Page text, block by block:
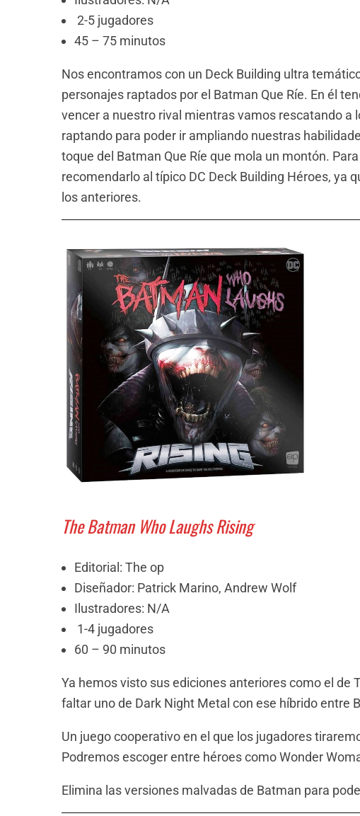
2-5 jugadores
45 – 75 minutos
Nos encontramos con un Deck Building ultra
personajes raptados por el Batman Que Ríe. En él
vencer a nuestro rival mientras vamos rescatando a
raptando para poder ir ampliando nuestras
toque del Batman Que Ríe que mola un montón.
recomendarlo al típico DC Deck Building Héroes, ya
los anteriores.
The Batman Who Laughs Rising
Editorial: The op
Diseñador: Patrick Marino, Andrew Wolf
Ilustradores: N/A
1-4 jugadores
60 – 90 minutos
Ya hemos visto sus ediciones anteriores como el de
faltar uno de Dark Night Metal con ese híbrido entre
Un juego cooperativo en el que los jugadores
Podremos escoger entre héroes como Wonder
Elimina las versiones malvadas de Batman para